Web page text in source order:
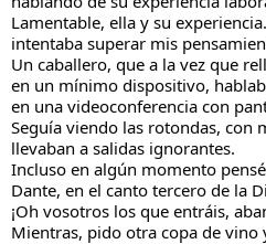
Lamentable, ella y su
intentaba superar mis
Un caballero, que a la vez que
en un mínimo dispositivo,
en una videoconferencia con
Seguía viendo las rotondas, con
llevaban a salidas ignorantes.
Incluso en algún momento
Dante, en el canto tercero de la
¡Oh vosotros los que entráis,
Mientras, pido otra copa de vino